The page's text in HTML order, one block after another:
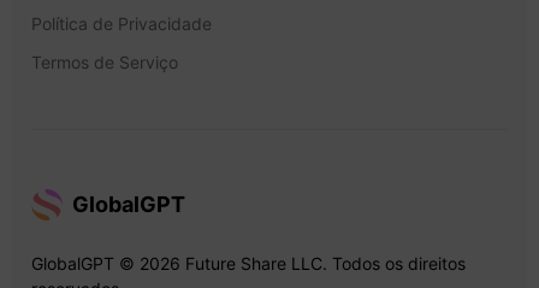
Política de Privacidade
Termos de Serviço
GlobalGPT
GlobalGPT © 2026 Future Share LLC. Todos os direitos